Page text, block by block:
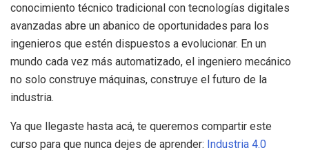
conocimiento técnico tradicional con tecnologías digitales
avanzadas abre un abanico de oportunidades para los
ingenieros que estén dispuestos a evolucionar. En un
mundo cada vez más automatizado, el ingeniero mecánico
no solo construye máquinas, construye el futuro de la
industria.
Ya que llegaste hasta acá, te queremos compartir este
curso para que nunca dejes de aprender: Industria 4.0